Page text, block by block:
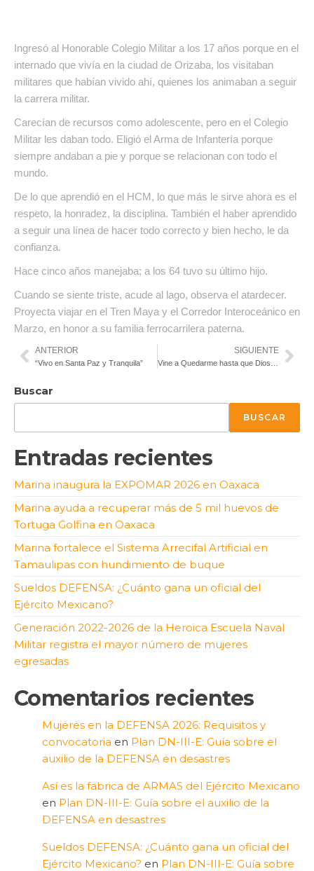
Ingresó al Honorable Colegio Militar a los 17 años porque en el
internado que vivía en la ciudad de Orizaba, los visitaban
militares que habían vivido ahí, quienes los animaban a seguir
la carrera militar.
Carecían de recursos como adolescente, pero en el Colegio
Militar les daban todo. Eligió el Arma de Infantería porque
siempre andaban a pie y porque se relacionan con todo el
mundo.
De lo que aprendió en el HCM, lo que más le sirve ahora es el
respeto, la honradez, la disciplina. También el haber aprendido
a seguir una línea de hacer todo correcto y bien hecho, le da
confianza.
Hace cinco años manejaba; a los 64 tuvo su último hijo.
Cuando se siente triste, acude al lago, observa el atardecer.
Proyecta viajar en el Tren Maya y el Corredor Interoceánico en
Marzo, en honor a su familia ferrocarrilera paterna.
ANTERIOR
“Vivo en Santa Paz y Tranquila”
SIGUIENTE
Buscar
BUSCAR
Entradas recientes
Marina inaugura la EXPOMAR 2026 en Oaxaca
Marina ayuda a recuperar más de 5 mil huevos de
Tortuga Golfina en Oaxaca
Marina fortalece el Sistema Arrecifal Artificial en
Tamaulipas con hundimiento de buque
Sueldos DEFENSA: ¿Cuánto gana un oficial del
Ejército Mexicano?
Generación 2022-2026 de la Heroica Escuela Naval
Militar registra el mayor número de mujeres
egresadas
Comentarios recientes
Mujeres en la DEFENSA 2026: Requisitos y
convocatoria en Plan DN-III-E: Guía sobre el
auxilio de la DEFENSA en desastres
Así es la fabrica de ARMAS del Ejército Mexicano
en Plan DN-III-E: Guía sobre el auxilio de la
DEFENSA en desastres
Sueldos DEFENSA: ¿Cuánto gana un oficial del
Ejército Mexicano? en Plan DN-III-E: Guía sobre